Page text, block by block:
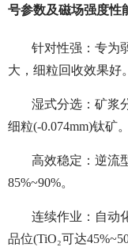
号参数及磁场强度性
针对性强：专为
大，细粒回收效果好。
湿式分选：矿浆
细粒(-0.074mm)钛矿。
高效稳定：逆流
85%~90%。
连续作业：自动
品位(TiO₂可达